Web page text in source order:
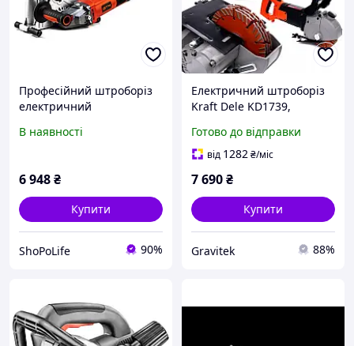
Професійний штроборіз
електричний
WC125/150/1800: 1800 Вт,
В наявності
6 948₴
Купити
ShoPoLife 90%
Електричний штроборіз
Kraft Dele KD1739,
для прорізання каналів у
бетоні та цеглі
Готово до відправки
від 1282₴/міс
7 690₴
Купити
Gravitek 88%